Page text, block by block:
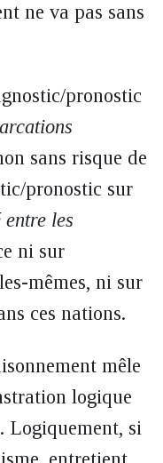
ne va pas sans
pronostic
sans risque de
pronostic sur
les
ni sur
mêmes, ni sur
ces nations.
mêle
logique
Logiquement, si